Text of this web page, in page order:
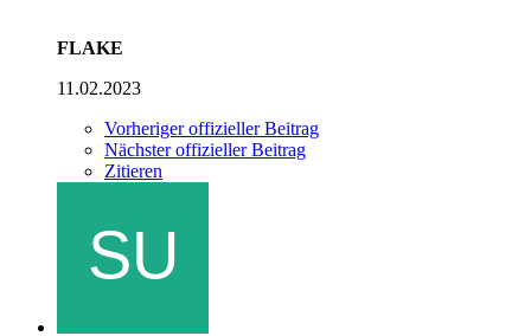
FLAKE
11.02.2023
Vorheriger offizieller Beitrag
Nächster offizieller Beitrag
Zitieren